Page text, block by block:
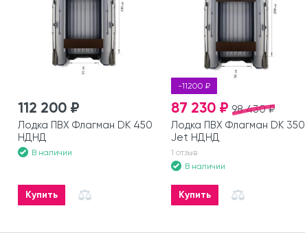
112 200 ₽
Лодка ПВХ Флагман DK 450
НДНД
В наличии
Купить
-11200 ₽
98 430 ₽
87 230 ₽
Лодка ПВХ Флагман DK 350
Jet НДНД
1 отзыв
В наличии
Купить